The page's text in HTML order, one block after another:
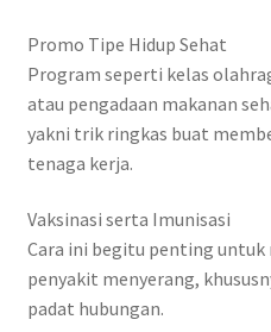
Promo Tipe Hidup Sehat
Program seperti kelas
atau pengadaan makanan
yakni trik ringkas buat
tenaga kerja.
Vaksinasi serta Imunisasi
Cara ini begitu penting
penyakit menyerang,
padat hubungan.